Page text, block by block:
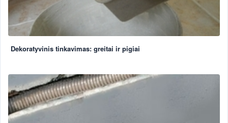
Dekoratyvinis tinkavimas: greitai ir pigiai